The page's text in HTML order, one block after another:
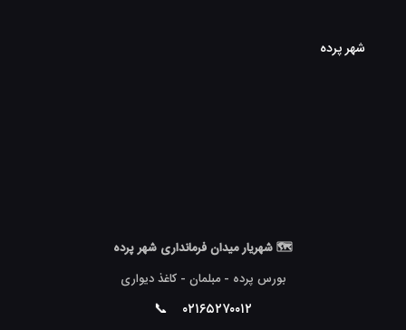
شهر پرده
🗺 شهریار میدان فرمانداری شهر پرده
بورس پرده - مبلمان - کاغذ دیواری
۰۲۱۶۵۲۷۰۰۱۲ 📞